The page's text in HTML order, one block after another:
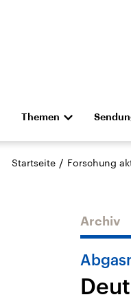
Themen
Die Nachrichten
Hörspiel und Feature
Landtagswahl
Startseite / Forschung
Archiv